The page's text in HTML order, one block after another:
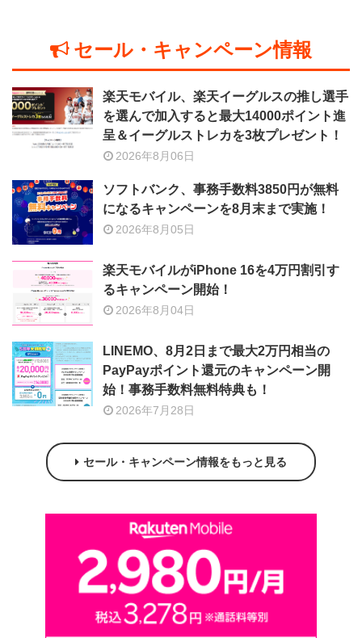
セール・キャンペーン情報
楽天モバイル、楽天イーグルスの推し選手
を選んで加入すると最大14000ポイント進
呈＆イーグルストレカを3枚プレゼント！
2026年8月06日
ソフトバンク、事務手数料3850円が無料
になるキャンペーンを8月末まで実施！
2026年8月05日
楽天モバイルがiPhone 16を4万円割引す
るキャンペーン開始！
2026年8月04日
LINEMO、8月2日まで最大2万円相当の
PayPayポイント還元のキャンペーン開
始！事務手数料無料特典も！
2026年7月28日
セール・キャンペーン情報をもっと見る